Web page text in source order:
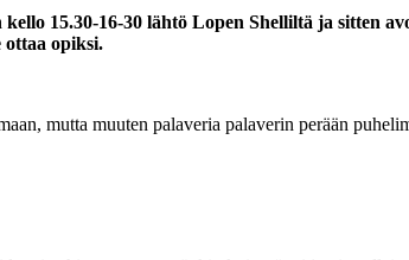
15.30-16-30 lähtö Lopen Shelliltä ja sitten
opiksi.
mutta muuten palaveria palaverin perään